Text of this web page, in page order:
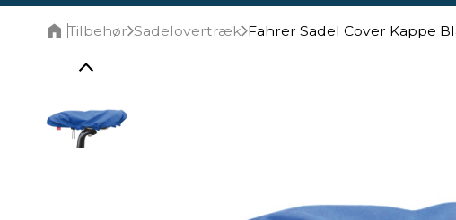
Tilbehør Sadelovertræk Fahrer Sadel Cover Kappe